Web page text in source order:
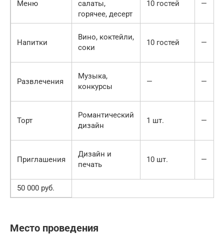
Меню
салаты,
горячее, десерт
10 гостей —
Напитки
Вино, коктейли,
соки
10 гостей —
Развлечения
Музыка,
конкурсы
— —
Торт
Романтический
дизайн
1 шт. —
Приглашения
Дизайн и
печать
10 шт. —
50 000 руб.
Место проведения